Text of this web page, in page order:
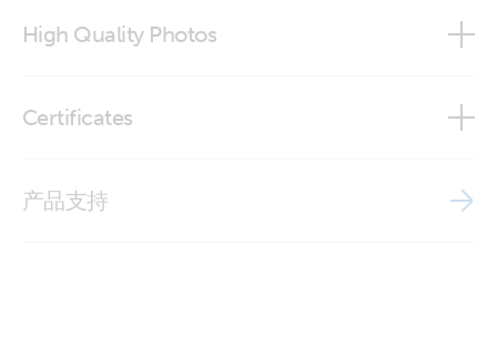
High Quality Photos
GX IO-Extender 150 (left)
Certificates
产品支持